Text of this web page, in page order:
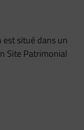
est situé dans un
Site Patrimonial